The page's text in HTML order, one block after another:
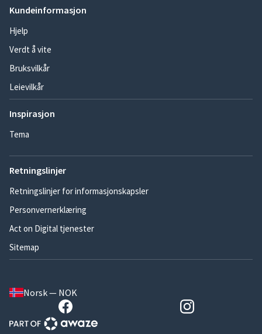
Kundeinformasjon
Hjelp
Verdt å vite
Bruksvilkår
Leievilkår
Inspirasjon
Tema
Retningslinjer
Retningslinjer for informasjonskapsler
Personvernerklæring
Act on Digital tjenester
Sitemap
Norsk — NOK